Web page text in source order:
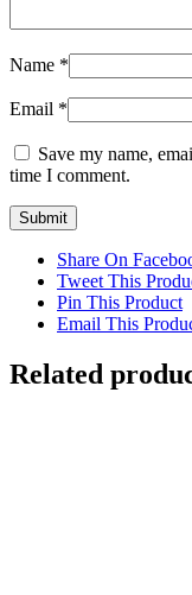
Name *
Email *
Save my name,
time I comment.
Share On
Tweet This
Pin This Product
Email This
Related